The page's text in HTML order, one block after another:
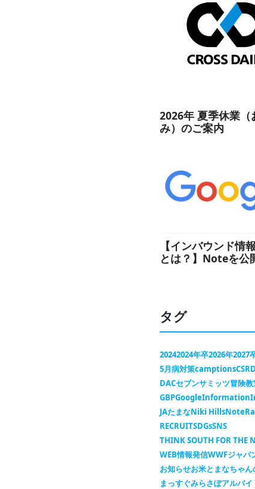
2026年 夏季休業（
み）のご案内
【インバウンド情
とは？】Noteを公
タグ
20242024年卒2026年2027
5月病対策camptionsCSR
DACセブンサミッツ冒険
GBPGoogleInformation
JAたまなNiki HillsNote
RECRUITSDGsSNS
THINK SOUTH FOR THE
WEB情報発信WWFジャパ
お知らせお米とまなちゃん
まっすぐみらさぽアルバイ